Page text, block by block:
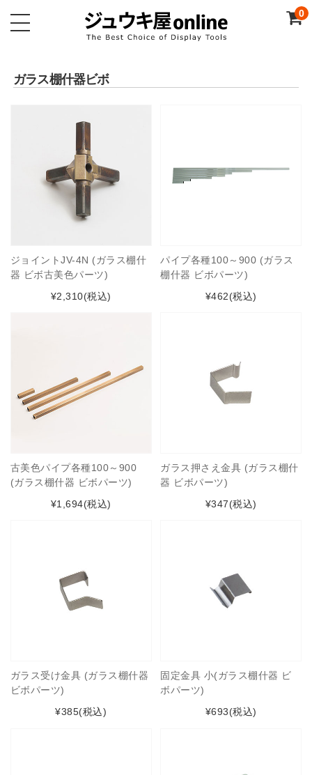
0
ガラス棚什器ビボ
ジョイントJV-4N (ガラス棚什
器 ビボ古美色パーツ)
¥2,310(税込)
パイプ各種100～900 (ガラス
棚什器 ビボパーツ)
¥462(税込)
古美色パイプ各種100～900
(ガラス棚什器 ビボパーツ)
¥1,694(税込)
ガラス押さえ金具 (ガラス棚什
器 ビボパーツ)
¥347(税込)
ガラス受け金具 (ガラス棚什器
ビボパーツ)
¥385(税込)
固定金具 小(ガラス棚什器 ビ
ボパーツ)
¥693(税込)